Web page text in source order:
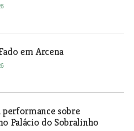
em Arcena
sobre
Palácio do Sobralinho